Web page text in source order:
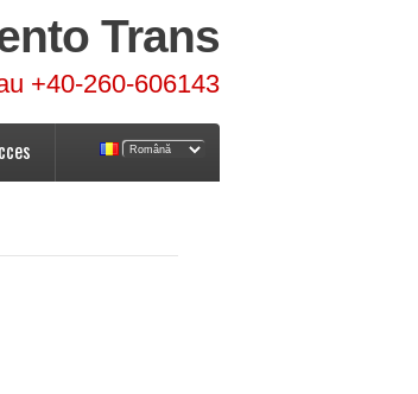
Trans
+40-260-606143